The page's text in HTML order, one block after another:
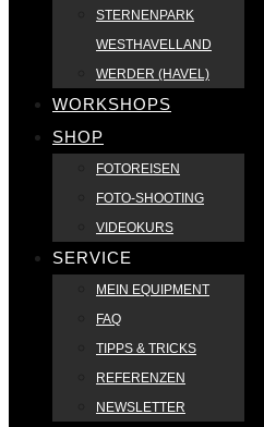
STERNENPARK
WESTHAVELLAND
WERDER (HAVEL)
WORKSHOPS
SHOP
FOTOREISEN
FOTO-SHOOTING
VIDEOKURS
SERVICE
MEIN EQUIPMENT
FAQ
TIPPS & TRICKS
REFERENZEN
NEWSLETTER